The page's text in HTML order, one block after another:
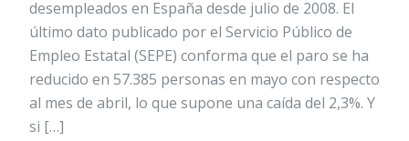
desempleados en España desde julio de 2008. El
último dato publicado por el Servicio Público de
Empleo Estatal (SEPE) conforma que el paro se ha
reducido en 57.385 personas en mayo con respecto
al mes de abril, lo que supone una caída del 2,3%. Y
si […]